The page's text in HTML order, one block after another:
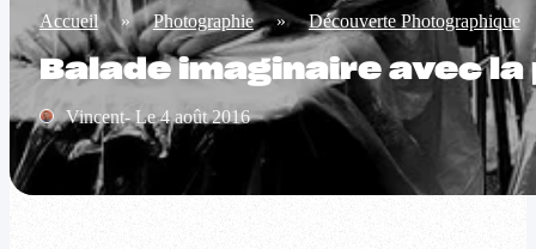
Accueil » Photographie » Découverte Photographique
Balade imaginaire avec
Vincent- Le 4 août 2016